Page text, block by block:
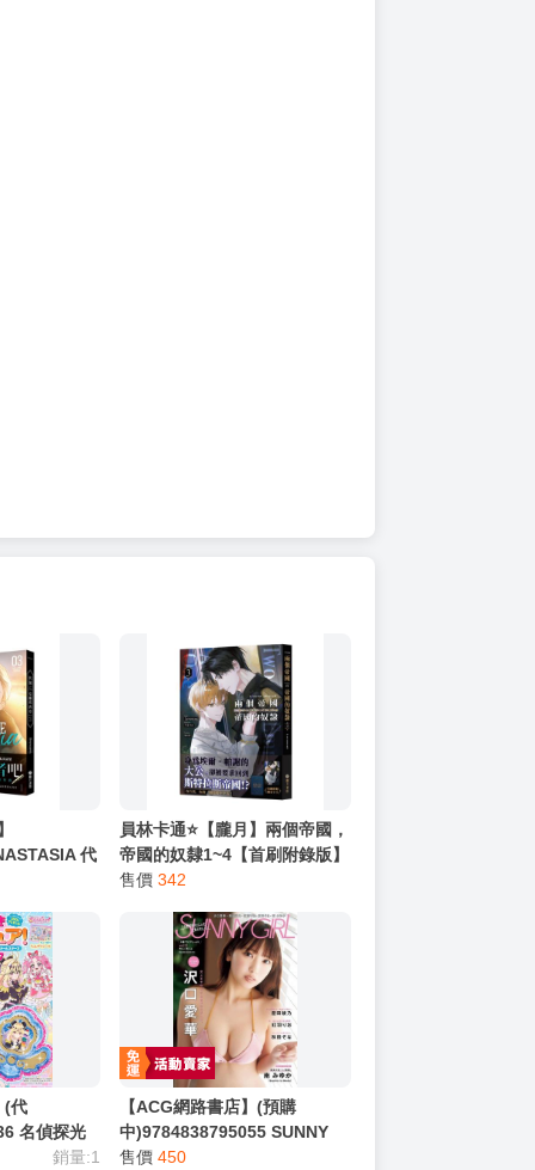
代
作者：
員林卡通⭐️【朧月】兩個帝國，
帝國的奴隸1~4【首刷附錄版】
作者：Levenoad
售價 342